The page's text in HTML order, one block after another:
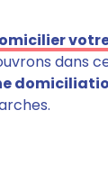
dans